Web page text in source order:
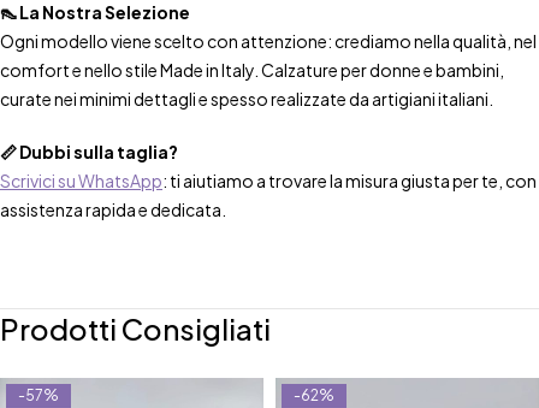
👠 La Nostra Selezione
Ogni modello viene scelto con attenzione: crediamo nella qualità, nel
comfort e nello stile Made in Italy. Calzature per donne e bambini,
curate nei minimi dettagli e spesso realizzate da artigiani italiani.
📏 Dubbi sulla taglia?
Scrivici su WhatsApp: ti aiutiamo a trovare la misura giusta per te, con
assistenza rapida e dedicata.
Prodotti Consigliati
-57% -62%